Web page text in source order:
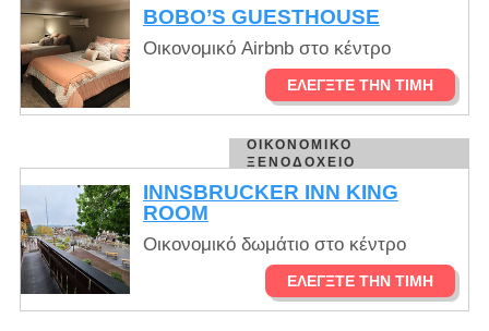
BOBO’S GUESTHOUSE
Οικονομικό Airbnb στο κέντρο
ΕΛΈΓΞΤΕ ΤΗΝ ΤΙΜΉ
ΟΙΚΟΝΟΜΙΚΌ
ΞΕΝΟΔΟΧΕΊΟ
INNSBRUCKER INN KING
ROOM
Οικονομικό δωμάτιο στο κέντρο
ΕΛΈΓΞΤΕ ΤΗΝ ΤΙΜΉ